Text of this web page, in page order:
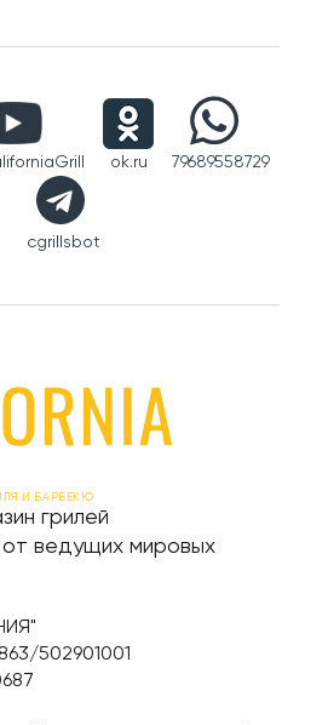
ok.ru 79689558729
cgrillsbot
И БАРБЕКЮ
грилей
ведущих мировых
502901001